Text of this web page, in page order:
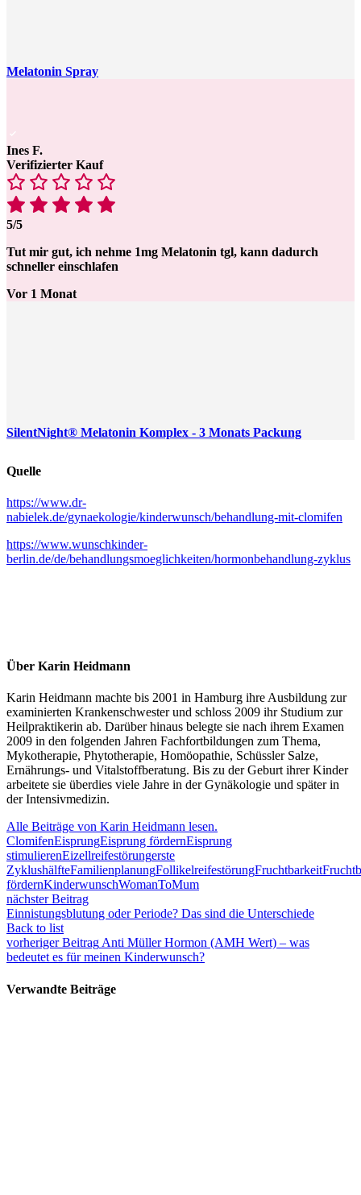
Melatonin Spray
Ines F.
Verifizierter Kauf
5/5
Tut mir gut, ich nehme 1mg Melatonin tgl, kann dadurch
schneller einschlafen
Vor 1 Monat
SilentNight® Melatonin Komplex - 3 Monats Packung
Quelle
https://www.dr-
nabielek.de/gynaekologie/kinderwunsch/behandlung-mit-clomifen
https://www.wunschkinder-
berlin.de/de/behandlungsmoeglichkeiten/hormonbehandlung-zyklus
Über Karin Heidmann
Karin Heidmann machte bis 2001 in Hamburg ihre Ausbildung zur
examinierten Krankenschwester und schloss 2009 ihr Studium zur
Heilpraktikerin ab. Darüber hinaus belegte sie nach ihrem Examen
2009 in den folgenden Jahren Fachfortbildungen zum Thema,
Mykotherapie, Phytotherapie, Homöopathie, Schüssler Salze,
Ernährungs- und Vitalstoffberatung. Bis zu der Geburt ihrer Kinder
arbeitete sie überdies viele Jahre in der Gynäkologie und später in
der Intensivmedizin.
Alle Beiträge von Karin Heidmann lesen.
ClomifenEisprungEisprung fördernEisprung
stimulierenEizellreifestörungerste
ZyklushälfteFamilienplanungFollikelreifestörungFruchtbarkeit
fördernKinderwunschWomanToMum
nächster Beitrag
Einnistungsblutung oder Periode? Das sind die Unterschiede
Back to list
vorheriger BeitragAnti Müller Hormon (AMH Wert) – was
bedeutet es für meinen Kinderwunsch?
Verwandte Beiträge